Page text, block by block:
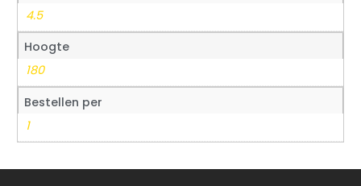
4.5
Hoogte
180
Bestellen per
1